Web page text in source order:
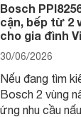
Bosch
cận, bếp từ 2
cho gia đình
30/06/2026
Nếu đang tìm
Bosch 2 vùng
ứng nhu cầu